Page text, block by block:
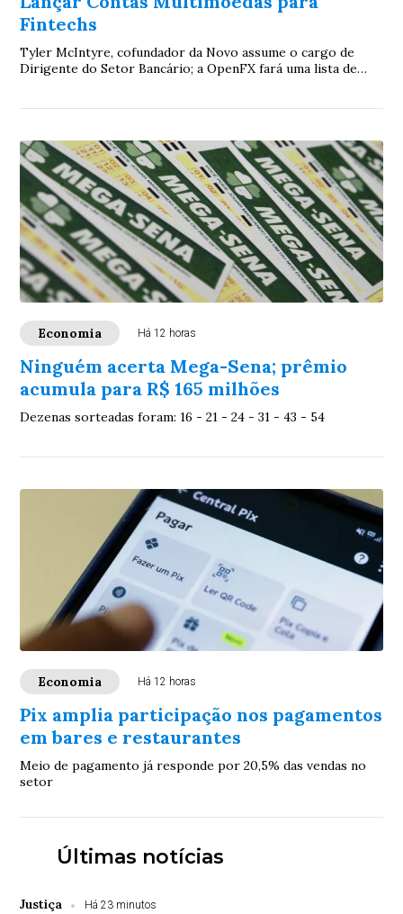
Fintechs
Tyler McIntyre, cofundador da Novo assume o cargo de
Dirigente do Setor Bancário; a OpenFX fará uma lista de
Economia Há 12 horas
Ninguém acerta Mega-Sena; prêmio
acumula para R$ 165 milhões
Dezenas sorteadas foram: 16 - 21 - 24 - 31 - 43 - 54
Economia Há 12 horas
Pix amplia participação nos pagamentos
em bares e restaurantes
Meio de pagamento já responde por 20,5% das vendas no
setor
Últimas notícias
Justiça Há 23 minutos